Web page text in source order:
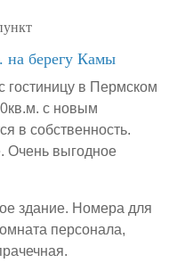
на берегу Камы
гостиницу в Пермском
с новым
в собственность.
Очень выгодное
здание. Номера для
персонала,